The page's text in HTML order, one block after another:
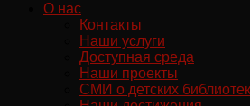
О нас
Контакты
Наши услуги
Доступная среда
Наши проекты
СМИ о детских